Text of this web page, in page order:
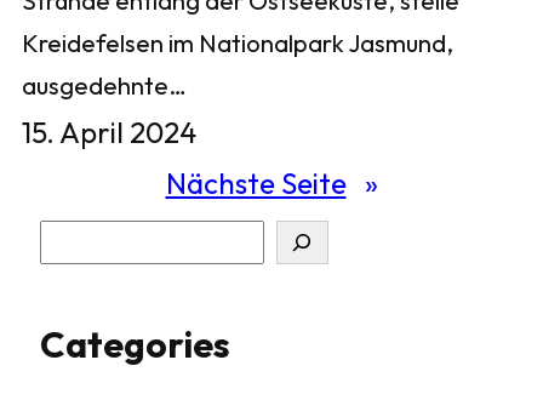
Kreidefelsen im Nationalpark Jasmund,
ausgedehnte…
15. April 2024
Nächste Seite »
c
Categories